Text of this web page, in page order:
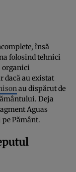
însă
folosind tehnici
organici
dacă au existat
au dispărut de
Deja
Aguas
Pământ.